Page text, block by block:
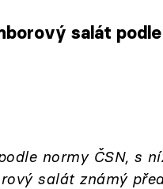
salát
normy ČSN, s
salát známý